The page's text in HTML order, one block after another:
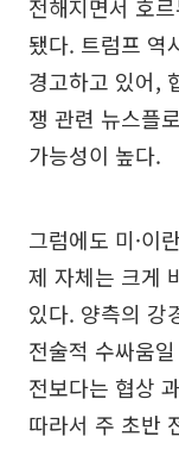
전해지면서 호
됐다. 트럼프 역
경고하고 있어,
쟁 관련 뉴스플
가능성이 높다.
그럼에도 미·이
제 자체는 크게
있다. 양측의 강
전술적 수싸움
전보다는 협상
따라서 주 초반